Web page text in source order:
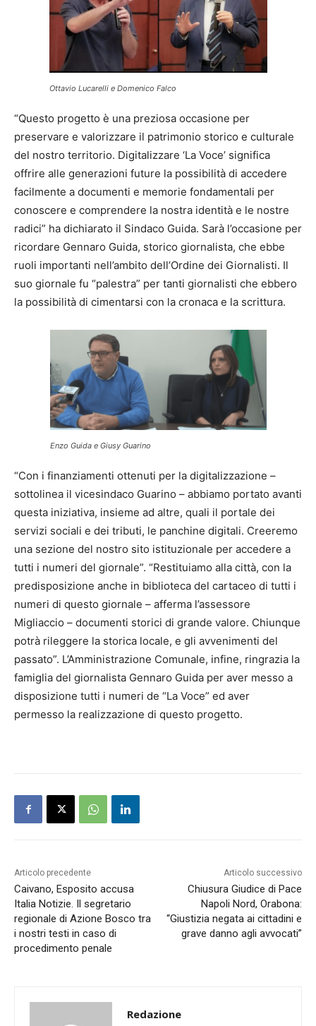
Ottavio Lucarelli e Domenico Falco
“Questo progetto è una preziosa occasione per
preservare e valorizzare il patrimonio storico e culturale
del nostro territorio. Digitalizzare ‘La Voce’ significa
offrire alle generazioni future la possibilità di accedere
facilmente a documenti e memorie fondamentali per
conoscere e comprendere la nostra identità e le nostre
radici” ha dichiarato il Sindaco Guida. Sarà l’occasione per
ricordare Gennaro Guida, storico giornalista, che ebbe
ruoli importanti nell’ambito dell’Ordine dei Giornalisti. Il
suo giornale fu “palestra” per tanti giornalisti che ebbero
la possibilità di cimentarsi con la cronaca e la scrittura.
Enzo Guida e Giusy Guarino
“Con i finanziamenti ottenuti per la digitalizzazione –
sottolinea il vicesindaco Guarino – abbiamo portato avanti
questa iniziativa, insieme ad altre, quali il portale dei
servizi sociali e dei tributi, le panchine digitali. Creeremo
una sezione del nostro sito istituzionale per accedere a
tutti i numeri del giornale”. “Restituiamo alla città, con la
predisposizione anche in biblioteca del cartaceo di tutti i
numeri di questo giornale – afferma l’assessore
Migliaccio – documenti storici di grande valore. Chiunque
potrà rileggere la storica locale, e gli avvenimenti del
passato”. L’Amministrazione Comunale, infine, ringrazia la
famiglia del giornalista Gennaro Guida per aver messo a
disposizione tutti i numeri de “La Voce” ed aver
permesso la realizzazione di questo progetto.
Articolo precedente
Caivano, Esposito accusa
Italia Notizie. Il segretario
regionale di Azione Bosco tra
i nostri testi in caso di
procedimento penale
Articolo successivo
Chiusura Giudice di Pace
Napoli Nord, Orabona:
“Giustizia negata ai cittadini e
grave danno agli avvocati”
Redazione